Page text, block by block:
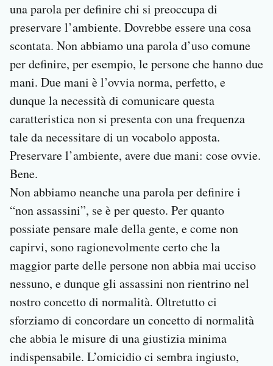
una parola per definire chi si preoccupa di
preservare l’ambiente. Dovrebbe essere una cosa
scontata. Non abbiamo una parola d’uso comune
per definire, per esempio, le persone che hanno due
mani. Due mani è l’ovvia norma, perfetto, e
dunque la necessità di comunicare questa
caratteristica non si presenta con una frequenza
tale da necessitare di un vocabolo apposta.
Preservare l’ambiente, avere due mani: cose ovvie.
Bene.
Non abbiamo neanche una parola per definire i
“non assassini”, se è per questo. Per quanto
possiate pensare male della gente, e come non
capirvi, sono ragionevolmente certo che la
maggior parte delle persone non abbia mai ucciso
nessuno, e dunque gli assassini non rientrino nel
nostro concetto di normalità. Oltretutto ci
sforziamo di concordare un concetto di normalità
che abbia le misure di una giustizia minima
indispensabile. L’omicidio ci sembra ingiusto,